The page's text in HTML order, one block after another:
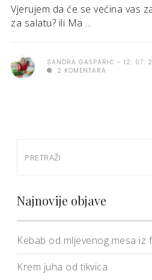
Vjerujem da će se većina vas
za salatu? ili Ma ...
SANDRA GAŠPARIĆ
12. 07.
2 KOMENTARA
Najnovije objave
Kebab od mljevenog mesa iz
Krem juha od tikvica